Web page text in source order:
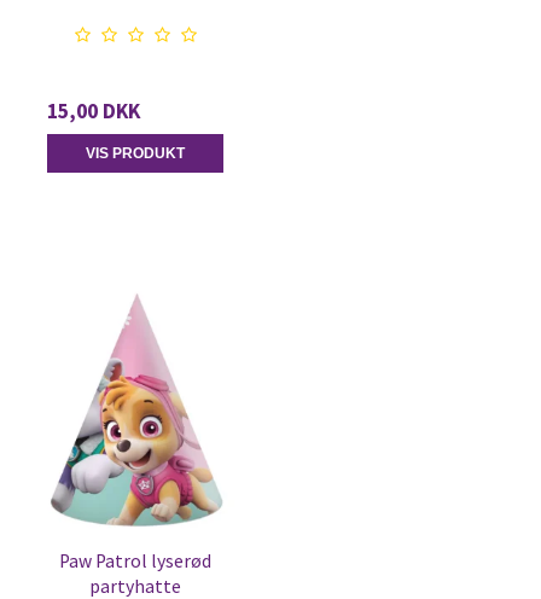
15,00 DKK
VIS PRODUKT
Paw Patrol lyserød
partyhatte